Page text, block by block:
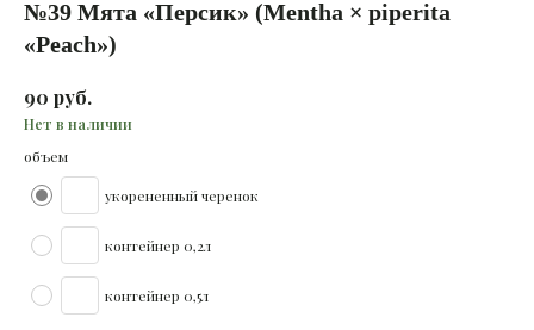
№39 Мята «Персик» (Mentha × piperita
«Peach»)
90 руб.
Нет в наличии
объем
укорененный черенок
контейнер 0,2л
контейнер 0,5л